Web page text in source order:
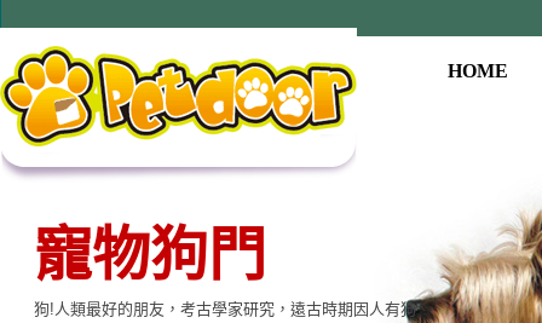
HOME
寵物狗門
狗!人類最好的朋友，考古學家研究，遠古時期因人有狗